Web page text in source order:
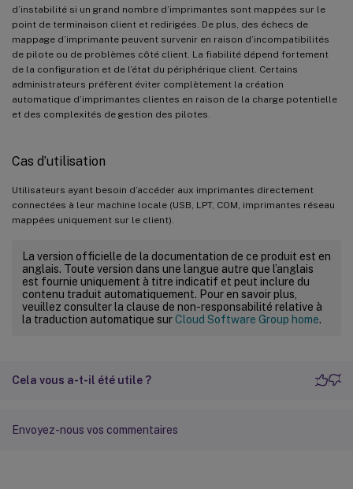
d’instabilité si un grand nombre d’imprimantes sont mappées sur le
point de terminaison client et redirigées. De plus, des échecs de
mappage d’imprimante peuvent survenir en raison d’incompatibilités
de pilote ou de problèmes côté client. La fiabilité dépend fortement
de la configuration et de l’état du périphérique client. Certains
administrateurs préfèrent éviter complètement la création
automatique d’imprimantes clientes en raison de la charge potentielle
et des complexités de gestion des pilotes.
Cas d’utilisation
Utilisateurs ayant besoin d’accéder aux imprimantes directement
connectées à leur machine locale (USB, LPT, COM, imprimantes réseau
mappées uniquement sur le client).
La version officielle de la documentation de ce produit est en
anglais. Toute version dans une langue autre que l’anglais
est fournie uniquement à titre indicatif et peut inclure du
contenu traduit automatiquement. Pour en savoir plus,
veuillez consulter la clause de non-responsabilité relative à
la traduction automatique surCloud Software Group home.
Cela vous a-t-il été utile ?
Envoyez-nous vos commentaires